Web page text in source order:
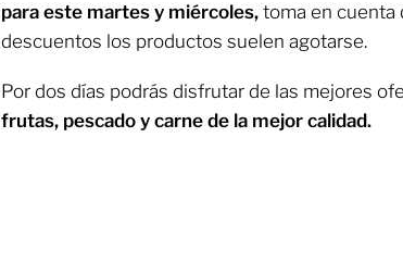
para este martes y miércoles, toma en cuenta
descuentos los productos suelen agotarse.
Por dos días podrás disfrutar de las mejores
frutas, pescado y carne de la mejor calidad.